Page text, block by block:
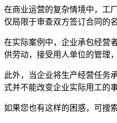
在商业运营的复杂情境中，工
仅局限于审查双方签订合同的
在实际案例中，企业承包经营
供劳动，接受用人单位的管理
此外，当企业将生产经营任务
式并不能改变企业实际用工的事
如果您也有这样的困惑，可搜